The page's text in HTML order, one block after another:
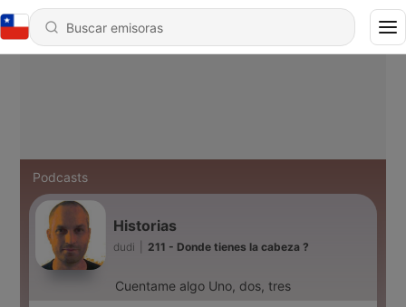
Podcasts
Historias
dudi 211 - Donde tienes la cabeza ?
Cuentame algo Uno, dos, tres